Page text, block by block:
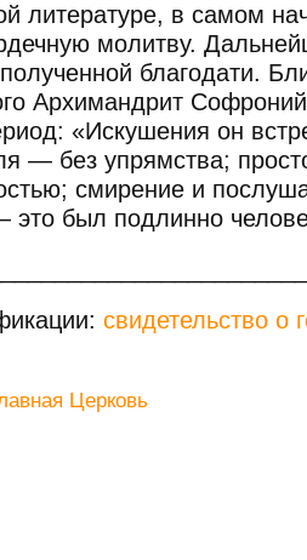
литературе, в самом
молитву.
благодати.
Архимандрит
«Искушения он
— без упрямства;
смирение и
это был подлинно
свидетельство о
Церковь